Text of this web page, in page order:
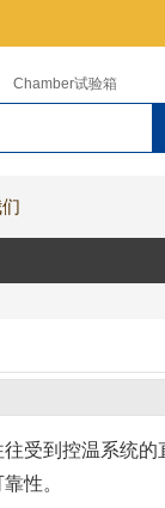
Chamber试验箱
受到控温系统
性。